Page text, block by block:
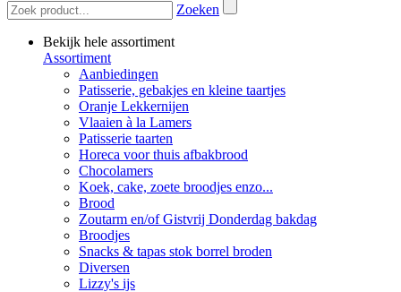
Zoeken
Bekijk hele assortiment
Assortiment
Aanbiedingen
Patisserie, gebakjes en kleine taartjes
Oranje Lekkernijen
Vlaaien à la Lamers
Patisserie taarten
Horeca voor thuis afbakbrood
Chocolamers
Koek, cake, zoete broodjes enzo...
Brood
Zoutarm en/of Gistvrij Donderdag bakdag
Broodjes
Snacks & tapas stok borrel broden
Diversen
Lizzy's ijs